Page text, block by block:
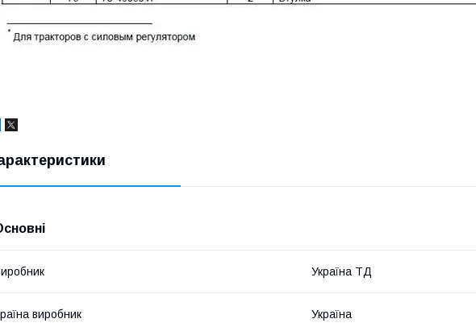
Україна ТД
виробник Україна